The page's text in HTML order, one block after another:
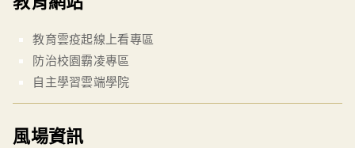
教育雲疫起線上看專區
防治校園霸凌專區
自主學習雲端學院
風場資訊